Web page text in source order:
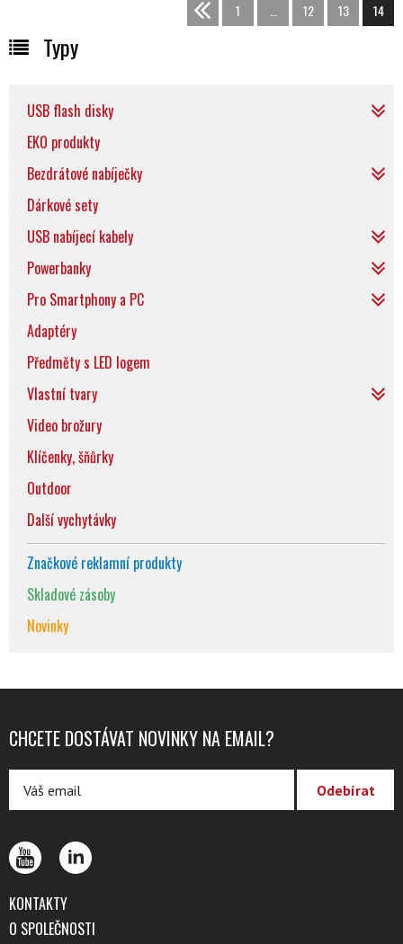
<< 1 … 12 13 14
Typy
USB flash disky
EKO produkty
Bezdrátové nabíječky
Dárkové sety
USB nabíjecí kabely
Powerbanky
Pro Smartphony a PC
Adaptéry
Předměty s LED logem
Vlastní tvary
Video brožury
Klíčenky, šňůrky
Outdoor
Další vychytávky
Značkové reklamní produkty
Skladové zásoby
Novinky
CHCETE DOSTÁVAT NOVINKY NA EMAIL?
KONTAKTY
O SPOLEČNOSTI